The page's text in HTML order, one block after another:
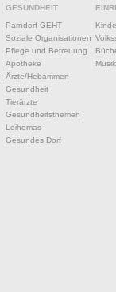
GESUNDHEIT
Parndorf GEHT
Soziale Organisationen
Pflege und Betreuung
Apotheke
Ärzte/Hebammen
Gesundheit
Tierärzte
Gesundheitsthemen
Leihomas
Gesundes Dorf